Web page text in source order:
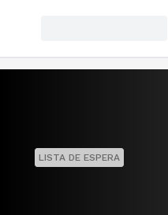
LISTA DE ESPERA